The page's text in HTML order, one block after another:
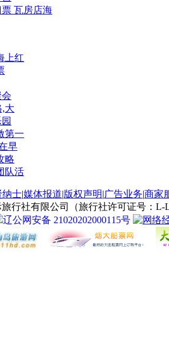
上红
大
第一
早
略
队活
纳士|媒体报道|版权声明|广告业务|商家
行社有限公司（旅行社许可证号：L-
辽公网安备 21020202000115号